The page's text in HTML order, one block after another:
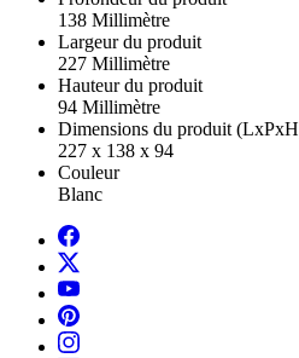
138 Millimètre
Largeur du produit
227 Millimètre
Hauteur du produit
94 Millimètre
Dimensions du produit
227 x 138 x 94
Couleur
Blanc